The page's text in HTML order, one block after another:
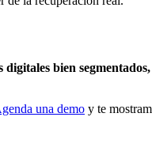
digitales bien
una demo y te